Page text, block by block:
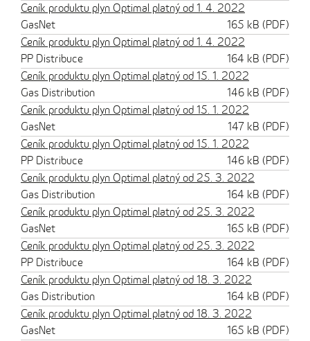
Ceník produktu plyn Optimal platný od 1. 4. 2022
GasNet
165 kB (PDF)
Ceník produktu plyn Optimal platný od 1. 4. 2022
PP Distribuce
164 kB (PDF)
Ceník produktu plyn Optimal platný od 15. 1. 2022
Gas Distribution
146 kB (PDF)
Ceník produktu plyn Optimal platný od 15. 1. 2022
GasNet
147 kB (PDF)
Ceník produktu plyn Optimal platný od 15. 1. 2022
PP Distribuce
146 kB (PDF)
Ceník produktu plyn Optimal platný od 25. 3. 2022
Gas Distribution
164 kB (PDF)
Ceník produktu plyn Optimal platný od 25. 3. 2022
GasNet
165 kB (PDF)
Ceník produktu plyn Optimal platný od 25. 3. 2022
PP Distribuce
164 kB (PDF)
Ceník produktu plyn Optimal platný od 18. 3. 2022
Gas Distribution
164 kB (PDF)
Ceník produktu plyn Optimal platný od 18. 3. 2022
GasNet
165 kB (PDF)